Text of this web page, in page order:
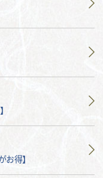
お得】